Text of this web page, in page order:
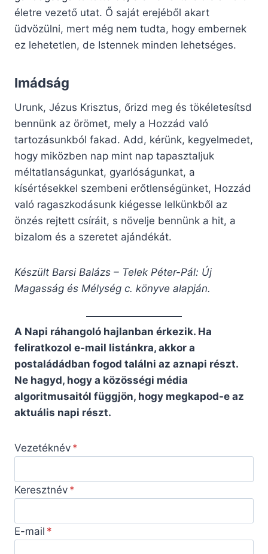
életre vezető utat. Ő saját erejéből akart
üdvözülni, mert még nem tudta, hogy embernek
ez lehetetlen, de Istennek minden lehetséges.
Imádság
Urunk, Jézus Krisztus, őrizd meg és tökéletesítsd
bennünk az örömet, mely a Hozzád való
tartozásunkból fakad. Add, kérünk, kegyelmedet,
hogy miközben nap mint nap tapasztaljuk
méltatlanságunkat, gyarlóságunkat, a
kísértésekkel szembeni erőtlenségünket, Hozzád
való ragaszkodásunk kiégesse lelkünkből az
önzés rejtett csíráit, s növelje bennünk a hit, a
bizalom és a szeretet ajándékát.
Készült Barsi Balázs – Telek Péter-Pál: Új
Magasság és Mélység c. könyve alapján.
A Napi ráhangoló hajlanban érkezik. Ha
feliratkozol e-mail listánkra, akkor a
postaládádban fogod találni az aznapi részt.
Ne hagyd, hogy a közösségi média
algoritmusaitól függjön, hogy megkapod-e az
aktuális napi részt.
Vezetéknév
Keresztnév
E-mail